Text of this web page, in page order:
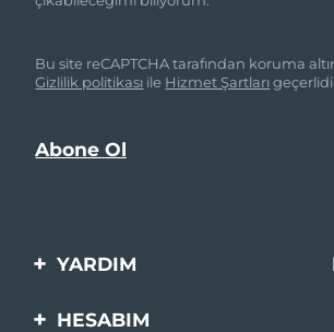
Bu site reCAPTCHA tarafından koruma
Gizlilik politikası ile Hizmet Şartları
YARDIM
Bi̇zi̇mle İleti̇şi̇me Geçi̇n
HESABIM